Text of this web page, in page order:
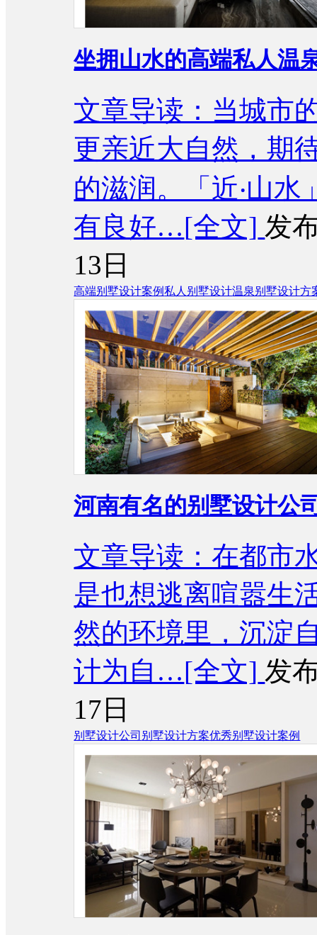
坐拥山水的高端私人温
文章导读：当城市
更亲近大自然，期
的滋润。「近‧山
有良好…[全文] 发
13日
高端别墅设计案例私人别墅设计温泉别墅设计方
河南有名的别墅设计公
文章导读：在都市
是也想逃离喧嚣生
然的环境里，沉淀
计为自…[全文] 发
17日
别墅设计公司 别墅设计方案优秀别墅设计案例